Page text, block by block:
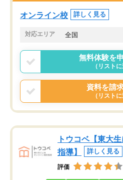
オンライン校 詳しく見る
対応エリア 全国
無料体験を
（リスト
資料を請
（リスト
トウコベ【東大
指導】
詳しく見る
評価